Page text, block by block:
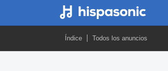
Índice Todos los anuncios